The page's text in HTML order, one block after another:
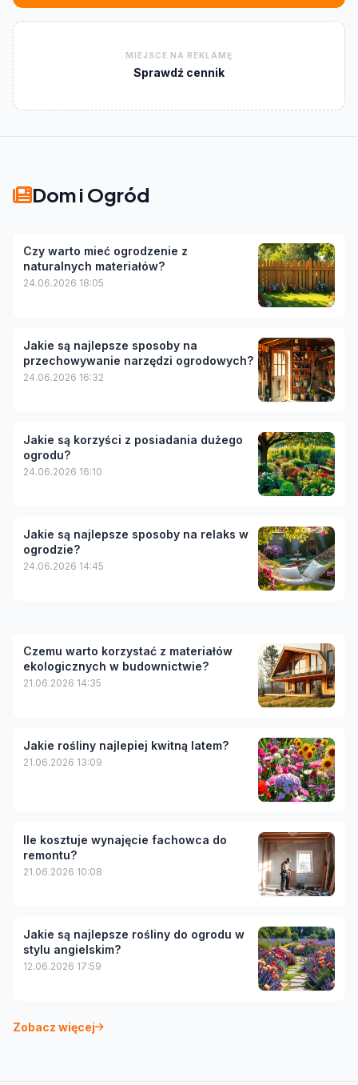
MIEJSCE NA REKLAMĘ
Sprawdź cennik
Dom i Ogród
Czy warto mieć ogrodzenie z
naturalnych materiałów?
24.06.2026 18:05
Jakie są najlepsze sposoby na
przechowywanie narzędzi ogrodowych?
24.06.2026 16:32
Jakie są korzyści z posiadania dużego
ogrodu?
24.06.2026 16:10
Jakie są najlepsze sposoby na relaks w
ogrodzie?
24.06.2026 14:45
Czemu warto korzystać z materiałów
ekologicznych w budownictwie?
21.06.2026 14:35
Jakie rośliny najlepiej kwitną latem?
21.06.2026 13:09
Ile kosztuje wynajęcie fachowca do
remontu?
21.06.2026 10:08
Jakie są najlepsze rośliny do ogrodu w
stylu angielskim?
12.06.2026 17:59
Zobacz więcej